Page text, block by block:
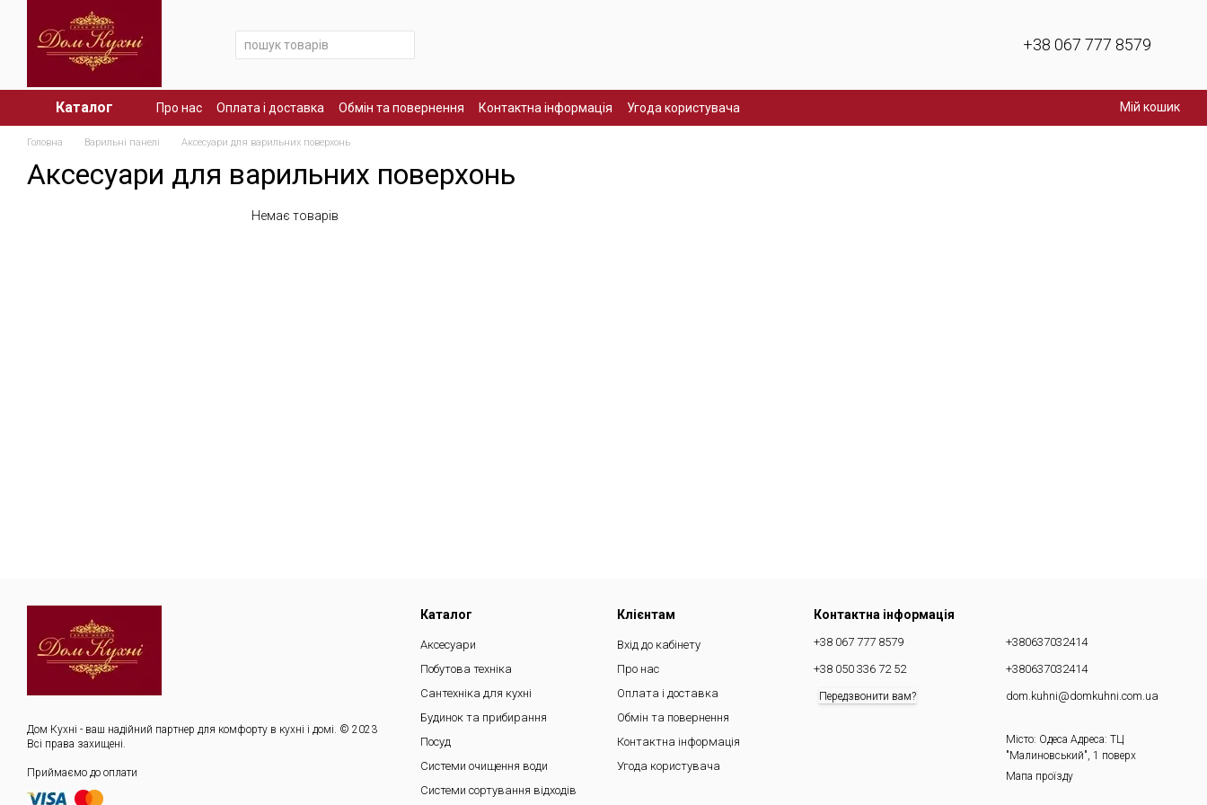
Перейти до основного контенту
+38 067 777 8579
Каталог Про нас Оплата і доставка Обмін та повернення Контактна інформація Угода користувача Мій кошик
Головна Варильні панелі Аксесуари для варильних поверхонь
Аксесуари для варильних поверхонь
Немає товарів
Дом Кухні - ваш надійний партнер для комфорту в кухні і домі. © 2023
Всі права захищені.
Приймаємо до оплати
Каталог
Аксесуари
Побутова техніка
Сантехніка для кухні
Будинок та прибирання
Посуд
Системи очищення води
Системи сортування відходів
Клієнтам
Вхід до кабінету
Про нас
Оплата і доставка
Обмін та повернення
Контактна інформація
Угода користувача
Контактна інформація
+38 067 777 8579
+38 050 336 72 52
Передзвонити вам?
+380637032414
+380637032414
dom.kuhni@domkuhni.com.ua
Місто: Одеса Адреса: ТЦ
"Малиновський", 1 поверх
Мапа проїзду